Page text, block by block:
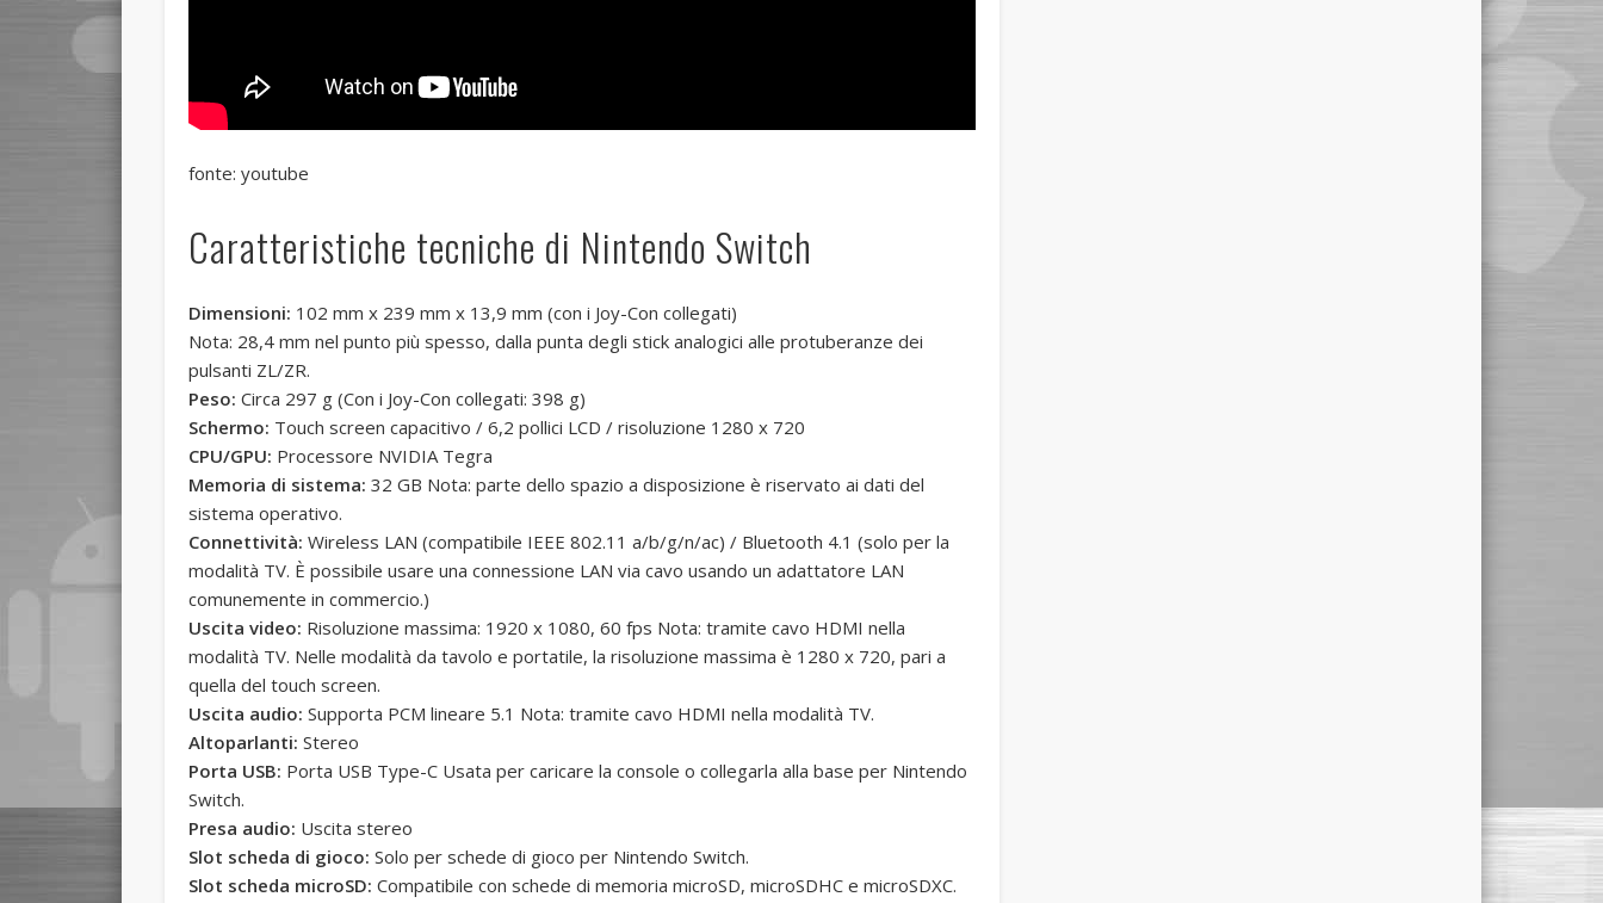
fonte: youtube
Caratteristiche tecniche di Nintendo Switch
Dimensioni: 102 mm x 239 mm x 13,9 mm (con i Joy-Con collegati)
Nota: 28,4 mm nel punto più spesso, dalla punta degli stick analogici alle protuberanze dei
pulsanti ZL/ZR.
Peso: Circa 297 g (Con i Joy-Con collegati: 398 g)
Schermo: Touch screen capacitivo / 6,2 pollici LCD / risoluzione 1280 x 720
CPU/GPU: Processore NVIDIA Tegra
Memoria di sistema:32 GB Nota: parte dello spazio a disposizione è riservato ai dati del
sistema operativo.
Connettività:Wireless LAN (compatibile IEEE 802.11 a/b/g/n/ac) / Bluetooth 4.1 (solo per la
modalità TV. È possibile usare una connessione LAN via cavo usando un adattatore LAN
comunemente in commercio.)
Uscita video: Risoluzione massima: 1920 x 1080, 60 fps Nota: tramite cavo HDMI nella
modalità TV. Nelle modalità da tavolo e portatile, la risoluzione massima è 1280 x 720, pari a
quella del touch screen.
Uscita audio:Supporta PCM lineare 5.1 Nota: tramite cavo HDMI nella modalità TV.
Altoparlanti:Stereo
Porta USB: Porta USB Type-C Usata per caricare la console o collegarla alla base per Nintendo
Switch.
Presa audio: Uscita stereo
Slot scheda di gioco:Solo per schede di gioco per Nintendo Switch.
Slot scheda microSD:Compatibile con schede di memoria microSD, microSDHC e microSDXC.